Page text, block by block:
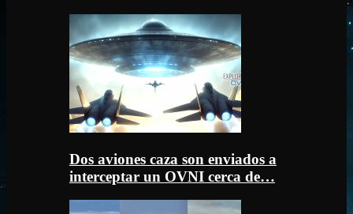
Dos aviones caza son enviados a
interceptar un OVNI cerca de…